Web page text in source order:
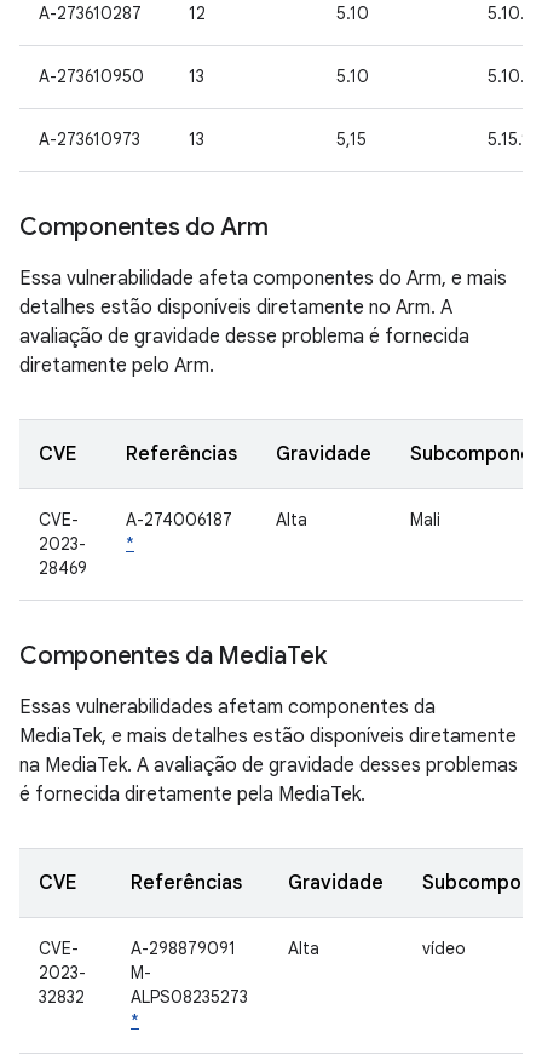
A-273610287 12 5.10
A-273610950 13 5.10
A-273610973 13 5,15 5.15.94
Componentes do Arm
Essa vulnerabilidade afeta componentes do Arm, e mais
detalhes estão disponíveis diretamente no Arm. A
avaliação de gravidade desse problema é fornecida
diretamente pelo Arm.
CVE Referências Gravidade
CVE-
2023-
28469
A-274006187
*
Alta Mali
Componentes da MediaTek
Essas vulnerabilidades afetam componentes da
MediaTek, e mais detalhes estão disponíveis diretamente
na MediaTek. A avaliação de gravidade desses problemas
é fornecida diretamente pela MediaTek.
CVE Referências Gravidade
CVE-
2023-
32832
A-298879091
M-
ALPS08235273
*
Alta vídeo